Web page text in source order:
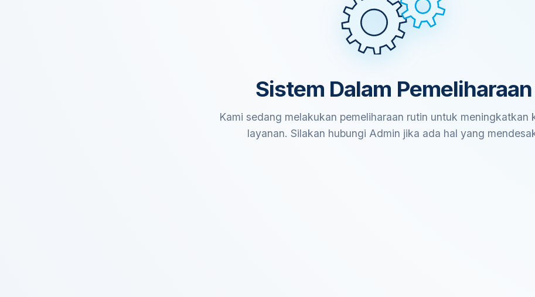
Sistem Dalam Pemeliharaan
Kami sedang melakukan pemeliharaan rutin untuk meningkatkan
layanan. Silakan hubungi Admin jika ada hal yang